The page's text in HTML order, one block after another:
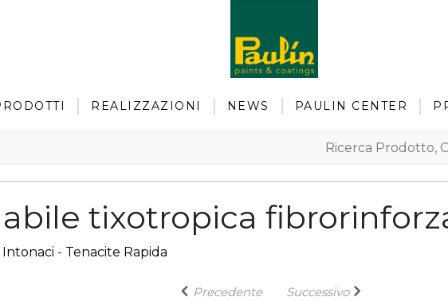
REALIZZAZIONI NEWS PAULIN CENTER
tixotropica
- Tenacite Rapida
Precedente Successivo